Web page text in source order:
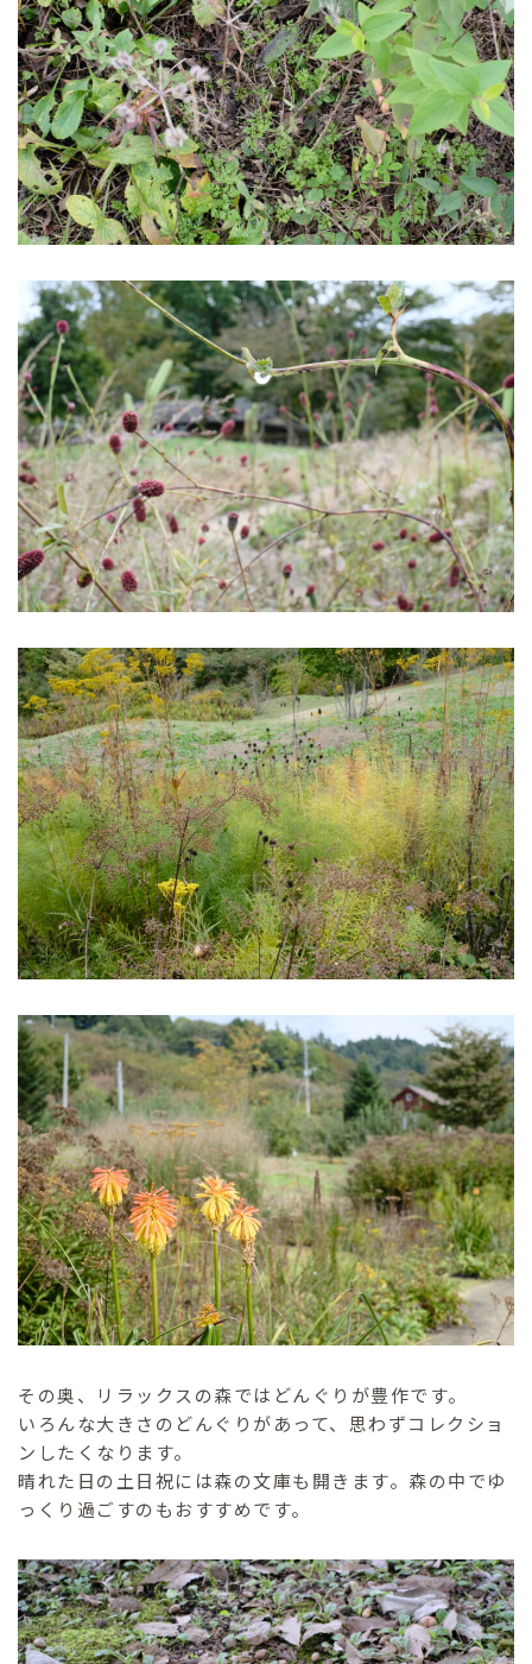
その奥、リラックスの森ではどんぐりが豊作です。
いろんな大きさのどんぐりがあって、思わずコレクショ
ンしたくなります。
晴れた日の土日祝には森の文庫も開きます。森の中でゆ
っくり過ごすのもおすすめです。